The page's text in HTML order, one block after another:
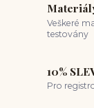
Veškeré
testovány
10%
Pro